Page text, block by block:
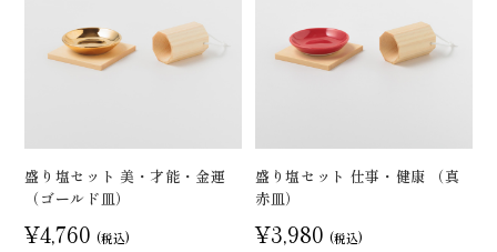
盛り塩セット 美・才能・金運
（ゴールド皿）
¥4,760 (税込)
盛り塩セット 仕事・健康 （真
赤皿）
¥3,980 (税込)